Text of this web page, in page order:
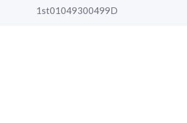
1st01049300499D